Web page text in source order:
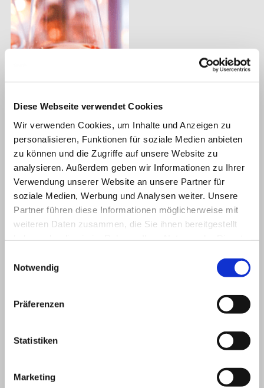
Diese Webseite verwendet Cookies
Wir verwenden Cookies, um Inhalte und Anzeigen zu
personalisieren, Funktionen für soziale Medien anbieten
zu können und die Zugriffe auf unsere Website zu
analysieren. Außerdem geben wir Informationen zu Ihrer
Verwendung unserer Website an unsere Partner für
soziale Medien, Werbung und Analysen weiter. Unsere
Partner führen diese Informationen möglicherweise mit
weiteren Daten zusammen, die Sie ihnen bereitgestellt
Notwendig
Präferenzen
Statistiken
Marketing